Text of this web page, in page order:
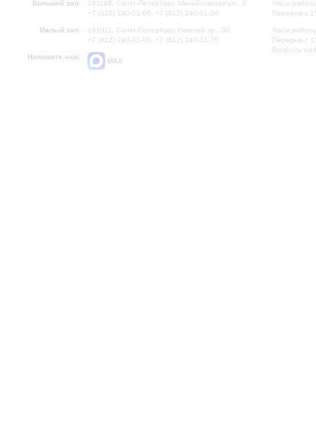
Большой зал:
191186, Санкт-Петербург, Михайловская ул., 2
+7 (812) 240-01-00, +7 (812) 240-01-80
Малый зал:
191011, Санкт-Петербург, Невский пр., 30
+7 (812) 240-01-00, +7 (812) 240-01-70
Напишите нам:
MAX
Часы
Перерыв с
Часы
Перерыв с
Вопросы